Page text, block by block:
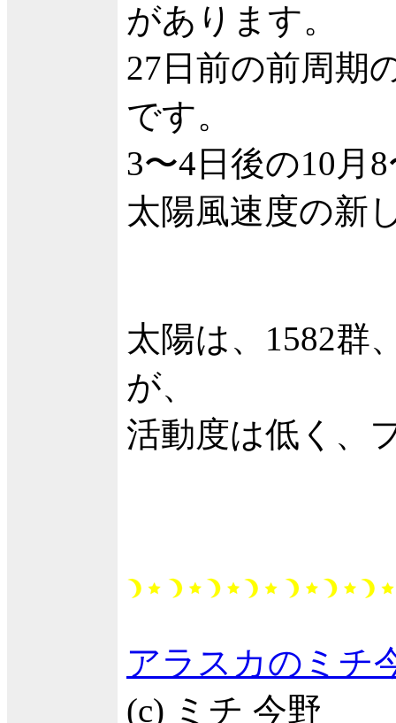
があります。
27日前の前周期
です。
3〜4日後の10月
太陽風速度の新
太陽は、1582群
が、
活動度は低く、
アラスカのミチ
(c) ミチ 今野